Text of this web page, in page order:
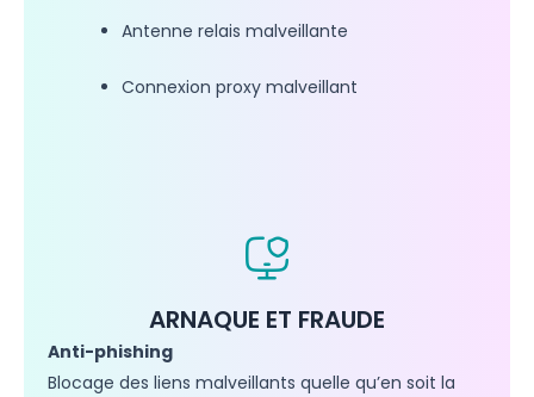
Antenne relais malveillante
Connexion proxy malveillant
ARNAQUE ET FRAUDE
Anti-phishing
Blocage des liens malveillants quelle qu’en soit la